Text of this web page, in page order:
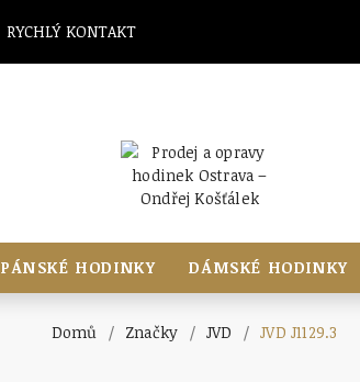
RYCHLÝ KONTAKT
PÁNSKÉ HODINKY DÁMSKÉ HODINKY
Domů Značky JVD JVD J1129.3